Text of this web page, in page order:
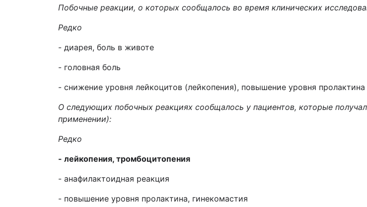
Побочные реакции, о которых сообщалось во время клинических
Редко
- диарея, боль в животе
- головная боль
- снижение уровня лейкоцитов (лейкопения), повышение уровня пролактина
О следующих побочных реакциях сообщалось у пациентов, которые
применении):
Редко
- лейкопения, тромбоцитопения
- анафилактоидная реакция
- повышение уровня пролактина, гинекомастия